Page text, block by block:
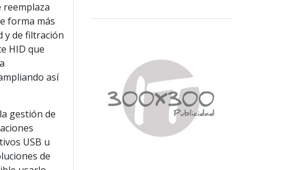
reemplaza
forma más
y de filtración
HID que
así
gestión de
USB u
de